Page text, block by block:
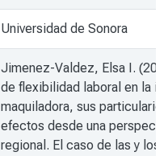
Universidad de Sonora
Jimenez-Valdez, Elsa I.
de flexibilidad laboral en la
maquiladora, sus
efectos desde una
regional. El caso de las y los